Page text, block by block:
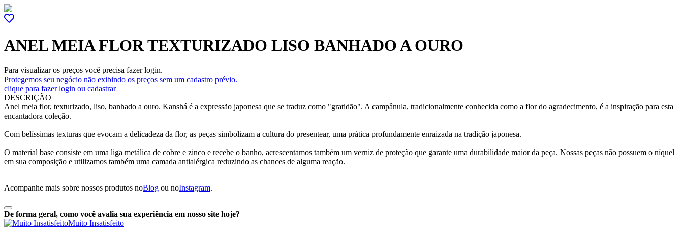
ANEL MEIA FLOR TEXTURIZADO LISO BANHADO A OURO
Para visualizar os preços você precisa fazer login.
Protegemos seu negócio não exibindo os preços sem um cadastro prévio.
clique para fazer login ou cadastrar
DESCRIÇÃO
Anel meia flor, texturizado, liso, banhado a ouro. Kanshá é a expressão japonesa que se traduz como "gratidão". A campânula, tradicionalmente conhecida como a flor do agradecimento, é a inspiração para esta
encantadora coleção.
Com belíssimas texturas que evocam a delicadeza da flor, as peças simbolizam a cultura do presentear, uma prática profundamente enraizada na tradição japonesa.
O material base consiste em uma liga metálica de cobre e zinco e recebe o banho, acrescentamos também um verniz de proteção que garante uma durabilidade maior da peça. Nossas peças não possuem o níquel
em sua composição e utilizamos também uma camada antialérgica reduzindo as chances de alguma reação.
Acompanhe mais sobre nossos produtos noBlog ou noInstagram.
De forma geral, como você avalia sua experiência em nosso site hoje?
Muito Insatisfeito